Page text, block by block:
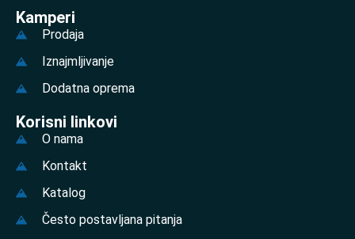
Kamperi
Prodaja
Iznajmljivanje
Dodatna oprema
Korisni linkovi
O nama
Kontakt
Katalog
Često postavljana pitanja